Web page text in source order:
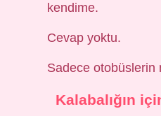
kendime.
Cevap yoktu.
Sadece otobüslerin
Kalabalığın